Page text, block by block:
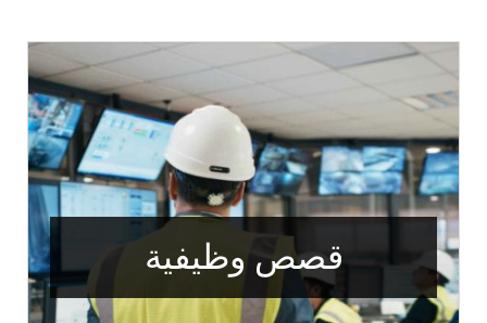
قصص وظيفية